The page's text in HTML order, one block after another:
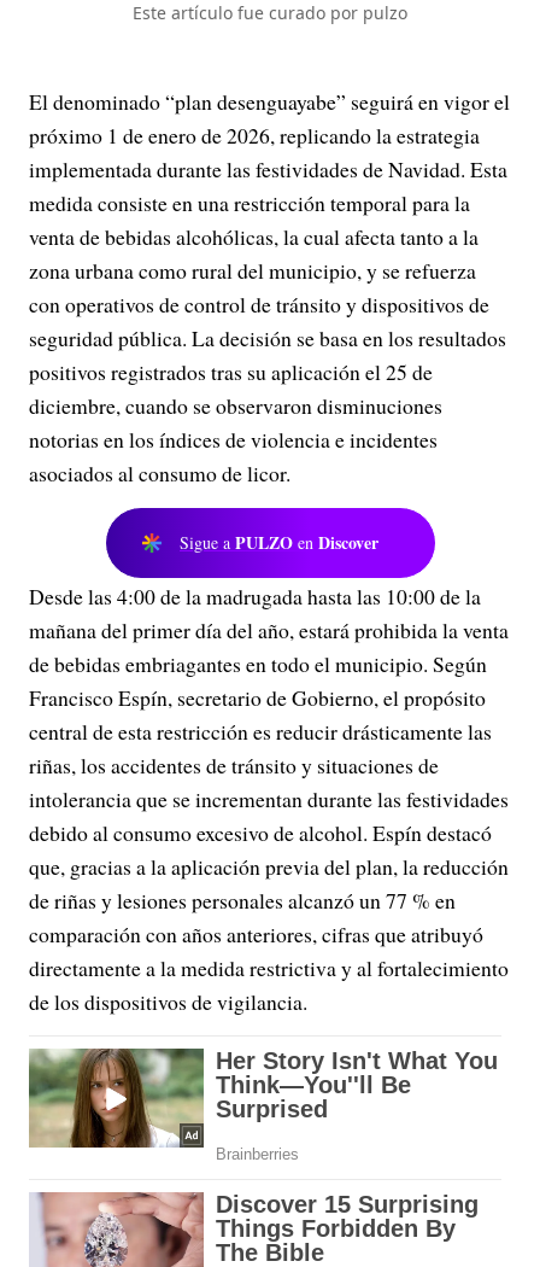
Este artículo fue curado por pulzo
El denominado “plan desenguayabe” seguirá en vigor el
próximo 1 de enero de 2026, replicando la estrategia
implementada durante las festividades de Navidad. Esta
medida consiste en una restricción temporal para la
venta de bebidas alcohólicas, la cual afecta tanto a la
zona urbana como rural del municipio, y se refuerza
con operativos de control de tránsito y dispositivos de
seguridad pública. La decisión se basa en los resultados
positivos registrados tras su aplicación el 25 de
diciembre, cuando se observaron disminuciones
notorias en los índices de violencia e incidentes
asociados al consumo de licor.
Sigue a PULZO en Discover
Desde las 4:00 de la madrugada hasta las 10:00 de la
mañana del primer día del año, estará prohibida la venta
de bebidas embriagantes en todo el municipio. Según
Francisco Espín, secretario de Gobierno, el propósito
central de esta restricción es reducir drásticamente las
riñas, los accidentes de tránsito y situaciones de
intolerancia que se incrementan durante las festividades
debido al consumo excesivo de alcohol. Espín destacó
que, gracias a la aplicación previa del plan, la reducción
de riñas y lesiones personales alcanzó un 77 % en
comparación con años anteriores, cifras que atribuyó
directamente a la medida restrictiva y al fortalecimiento
de los dispositivos de vigilancia.